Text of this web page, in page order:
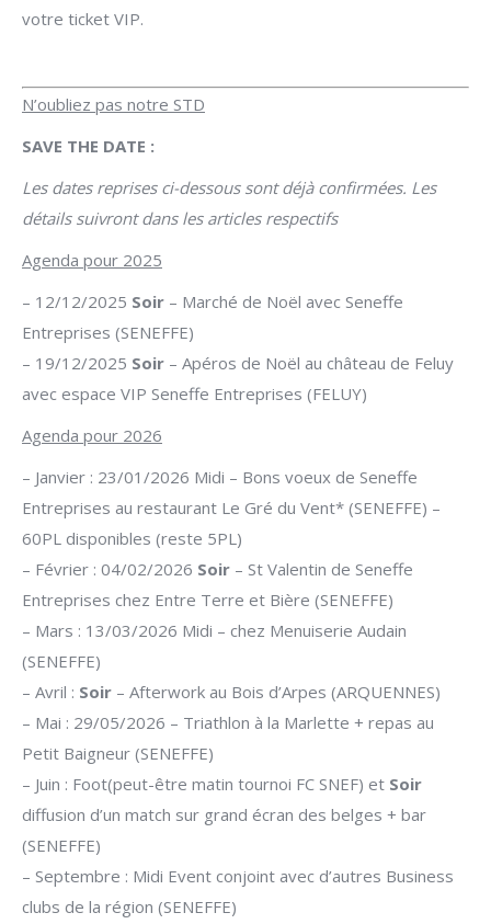
votre ticket VIP.
N’oubliez pas notre STD
SAVE THE DATE :
Les dates reprises ci-dessous sont déjà confirmées. Les
détails suivront dans les articles respectifs
Agenda pour 2025
– 12/12/2025 Soir – Marché de Noël avec Seneffe
Entreprises (SENEFFE)
– 19/12/2025 Soir – Apéros de Noël au château de Feluy
avec espace VIP Seneffe Entreprises (FELUY)
Agenda pour 2026
– Janvier : 23/01/2026 Midi – Bons voeux de Seneffe
Entreprises au restaurant Le Gré du Vent* (SENEFFE) –
60PL disponibles (reste 5PL)
– Février : 04/02/2026 Soir – St Valentin de Seneffe
Entreprises chez Entre Terre et Bière (SENEFFE)
– Mars : 13/03/2026 Midi – chez Menuiserie Audain
(SENEFFE)
– Avril : Soir – Afterwork au Bois d’Arpes (ARQUENNES)
– Mai : 29/05/2026 – Triathlon à la Marlette + repas au
Petit Baigneur (SENEFFE)
– Juin : Foot(peut-être matin tournoi FC SNEF) et Soir
diffusion d’un match sur grand écran des belges + bar
(SENEFFE)
– Septembre : Midi Event conjoint avec d’autres Business
clubs de la région (SENEFFE)